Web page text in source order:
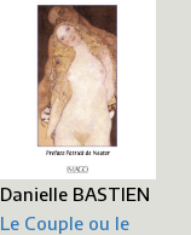
Danielle BASTIEN
Le Couple ou le